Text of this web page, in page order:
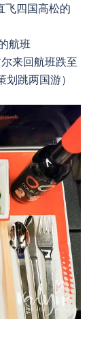
四国高松的
航班
来回航班跌至
跳两国游）